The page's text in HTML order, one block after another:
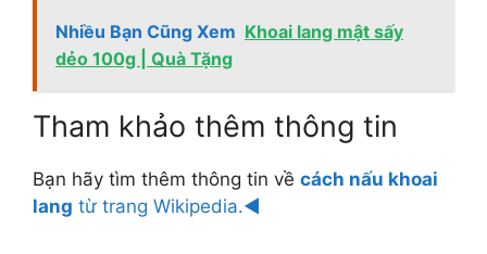
Nhiều Bạn Cũng Xem Khoai lang mật sấy
dẻo 100g | Quà Tặng
Tham khảo thêm thông tin
Bạn hãy tìm thêm thông tin về cách nấu khoai
lang từ trang Wikipedia.◄